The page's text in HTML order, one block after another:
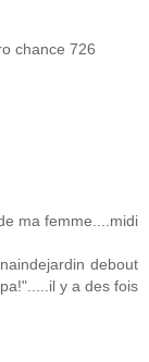
chance 726
ma femme....midi
debout
y a des fois